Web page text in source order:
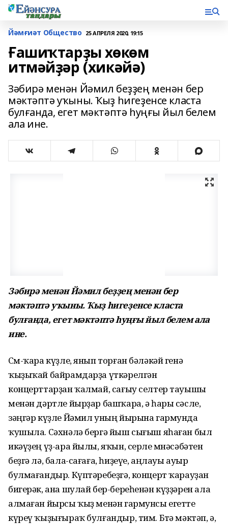
Йәмғиәт Общество 25 АПРЕЛЯ 2020, 19:15
Ғашиҡтарҙы хөкөм
итмәйҙәр (хикәйә)
Зәбирә менән Йәмил беҙҙең менән бер
мәктәптә уҡыны. Ҡыҙ һигеҙенсе класта
булғанда, егет мәктәптә һуңғы йыл белем
ала ине.
Зәбирә менән Йәмил беҙҙең менән бер
мәктәптә уҡыны. Ҡыҙ һигеҙенсе класта
булғанда, егет мәктәптә һуңғы йыл белем ала
ине.
Сөм-ҡара күҙле, янып торған бәләкәй генә
ҡыҙыҡай байрамдарҙа үткәрелгән
концерттарҙан ҡалмай, сағыу селтер тауышы
менән дәртле йырҙар башҡара, ә һары сәсле,
зәңгәр күҙле Йәмил уның йырына гармунда
ҡушыла. Сәхнәлә бергә йыш сығыш яһаған был
икәүҙең үҙ-ара йылы, яҡын, серле мөнәсәбәтен
беҙгә лә, бала-сағаға, һиҙеүе, аңлауы ауыр
булмағандыр. Күптәребеҙгә, концерт ҡарауҙан
бигерәк, ана шулай бер-береһенән күҙҙәрен ала
алмаған йырсы ҡыҙ менән гармунсы егетте
күреү ҡыҙығыраҡ булғандыр, тим. Бөтә мәктәп, ә,